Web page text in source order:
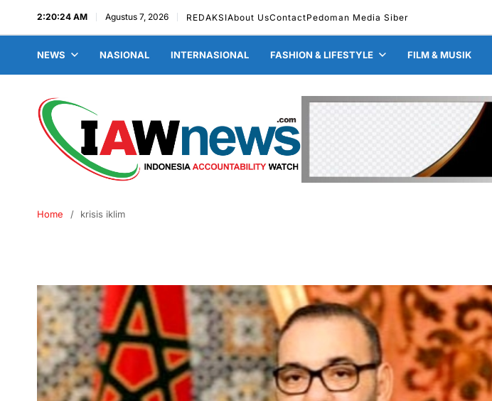
2:20:25 AM Agustus 7, 2026 REDAKSIAbout UsContactPedoman Media Siber
NEWS NASIONAL INTERNASIONAL FASHION & LIFESTYLE FILM & MUSIK
Home krisis iklim